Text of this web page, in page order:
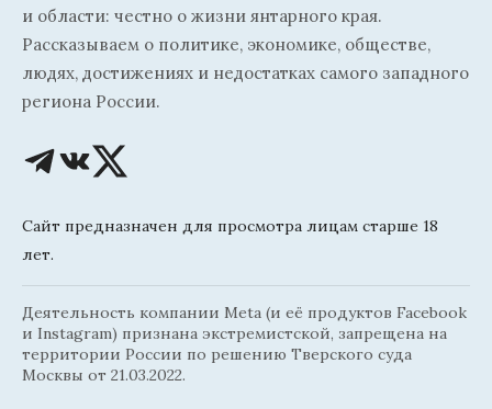
и области: честно о жизни янтарного края.
Рассказываем о политике, экономике, обществе,
людях, достижениях и недостатках самого западного
региона России.
Сайт предназначен для просмотра лицам старше 18
лет.
Деятельность компании Meta (и её продуктов Facebook
и Instagram) признана экстремистской, запрещена на
территории России по решению Тверского суда
Москвы от 21.03.2022.